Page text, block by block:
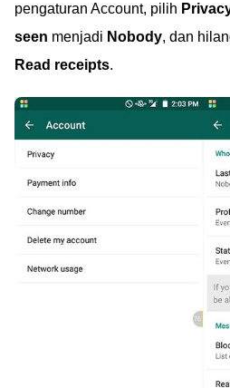
pengaturan Account, pilih
seen menjadi Nobody, dan
Read receipts.